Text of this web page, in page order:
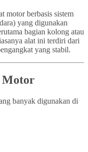
motor berbasis sistem
yang digunakan
bagian kolong atau
alat ini terdiri dari
yang stabil.
Motor
banyak digunakan di